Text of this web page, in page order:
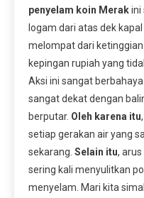
penyelam koin Merakini
logam dari atas dek
melompat dari
kepingan rupiah yang
Aksi ini sangat
sangat dekat dengan
berputar. Oleh karena itu
setiap gerakan air yang
sekarang. Selain itu,
sering kali menyulitkan
menyelam. Mari kita